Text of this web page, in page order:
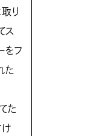
り
ス
をフ
た
た
け